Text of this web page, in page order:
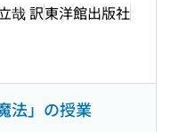
哉 訳東洋館出版社
法」の授業